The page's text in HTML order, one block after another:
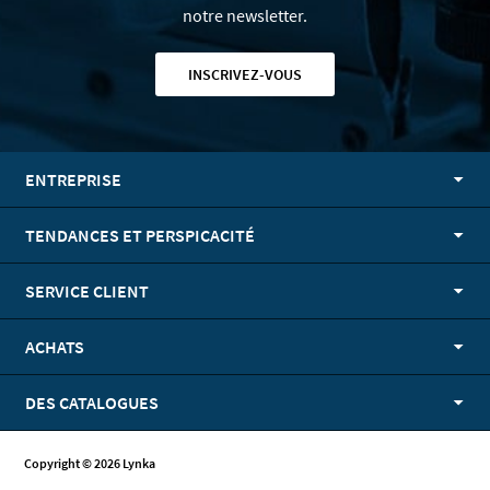
notre newsletter.
INSCRIVEZ-VOUS
ENTREPRISE
TENDANCES ET PERSPICACITÉ
SERVICE CLIENT
ACHATS
DES CATALOGUES
Copyright © 2026 Lynka